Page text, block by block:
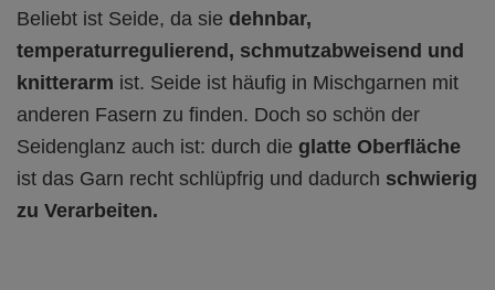
Beliebt ist Seide, da sie dehnbar,
temperaturregulierend, schmutzabweisend und
knitterarm ist. Seide ist häufig in Mischgarnen mit
anderen Fasern zu finden. Doch so schön der
Seidenglanz auch ist: durch die glatte Oberfläche
ist das Garn recht schlüpfrig und dadurch schwierig
zu Verarbeiten.